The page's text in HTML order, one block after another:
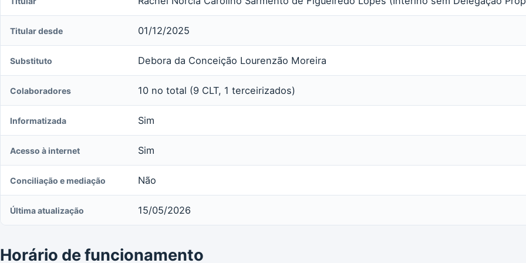
Titular desde 01/12/2025
Substituto Debora da Conceição Lourenzão Moreira
Colaboradores 10 no total (9 CLT, 1 terceirizados)
Informatizada Sim
Acesso à internet Sim
Conciliação e mediação Não
Última atualização 15/05/2026
Horário de funcionamento